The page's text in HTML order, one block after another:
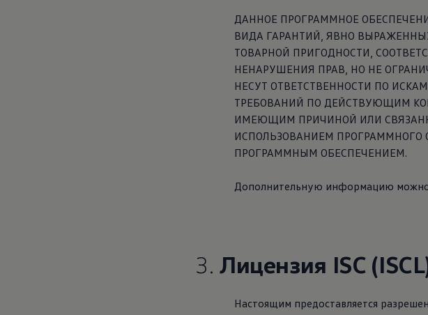
ДАННОЕ ПРОГРАММНОЕ
ВИДА ГАРАНТИЙ, ЯВНО
ТОВАРНОЙ ПРИГОДНОСТИ,
НЕНАРУШЕНИЯ ПРАВ, НО НЕ
НЕСУТ ОТВЕТСТВЕННОСТИ ПО
ТРЕБОВАНИЙ ПО ДЕЙСТВУЮЩИМ
ИМЕЮЩИМ ПРИЧИНОЙ ИЛИ
ИСПОЛЬЗОВАНИЕМ
ПРОГРАММНЫМ ОБЕСПЕЧЕНИЕМ.
Дополнительную информацию
3. Лицензия ISC
Настоящим предоставляется